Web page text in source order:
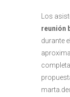
Los
reunión
durante